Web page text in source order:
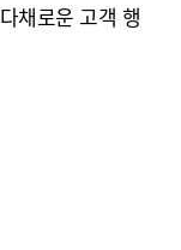
채로운 고객 행